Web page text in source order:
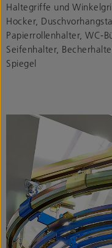
Haltegriffe und
Hocker,
Papierrollenhalter, WC-
Seifenhalter,
Spiegel